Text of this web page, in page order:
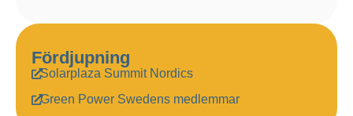
Fördjupning
Solarplaza Summit Nordics
Green Power Swedens medlemmar